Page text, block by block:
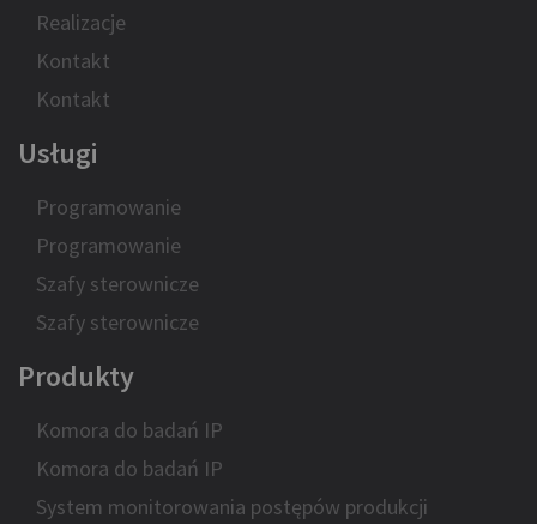
Realizacje
Kontakt
Kontakt
Usługi
Programowanie
Programowanie
Szafy sterownicze
Szafy sterownicze
Produkty
Komora do badań IP
Komora do badań IP
System monitorowania postępów produkcji